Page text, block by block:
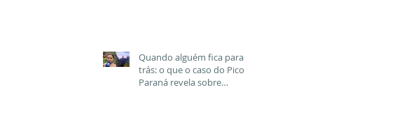
Quando alguém fica para
trás: o que o caso do Pico
Paraná revela sobre